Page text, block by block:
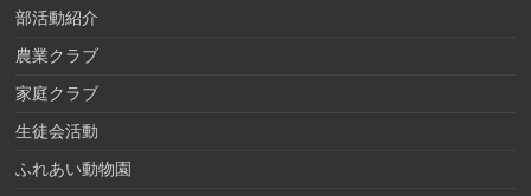
部活動紹介
農業クラブ
家庭クラブ
生徒会活動
ふれあい動物園